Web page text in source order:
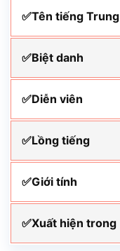
✅Tên tiếng Trung
✅Biệt danh
✅Diễn viên
✅Lồng tiếng
✅Giới tính
✅Xuất hiện trong